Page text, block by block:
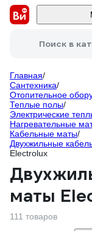
Поиск в
Главная/
Сантехника/
Отопительное
Теплые полы/
Электрические
Нагревательные
Кабельные маты/
Двухжильные
Electrolux
маты
111 товаров